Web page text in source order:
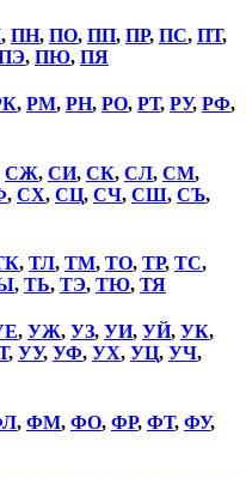
, ПН, ПО, ПП, ПР, ПС, ПТ,
, ПЮ, ПЯ
, РМ, РН, РО, РТ, РУ, РФ,
СЖ, СИ, СК, СЛ, СМ,
, СХ, СЦ, СЧ, СШ, СЪ,
, ТЛ, ТМ, ТО, ТР, ТС,
, ТЬ, ТЭ, ТЮ, ТЯ
, УЖ, УЗ, УИ, УЙ, УК,
, УУ, УФ, УХ, УЦ, УЧ,
, ФМ, ФО, ФР, ФТ, ФУ,